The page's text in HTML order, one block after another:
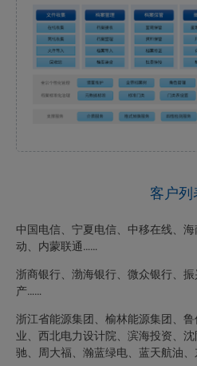
客户列
中国电信、宁夏电信、中移在线、
动、内蒙联通……
浙商银行、渤海银行、微众银行、
产……
浙江省能源集团、榆林能源集团、
业、西北电力设计院、滨海投资、
驰、周大福、瀚蓝绿电、蓝天航油